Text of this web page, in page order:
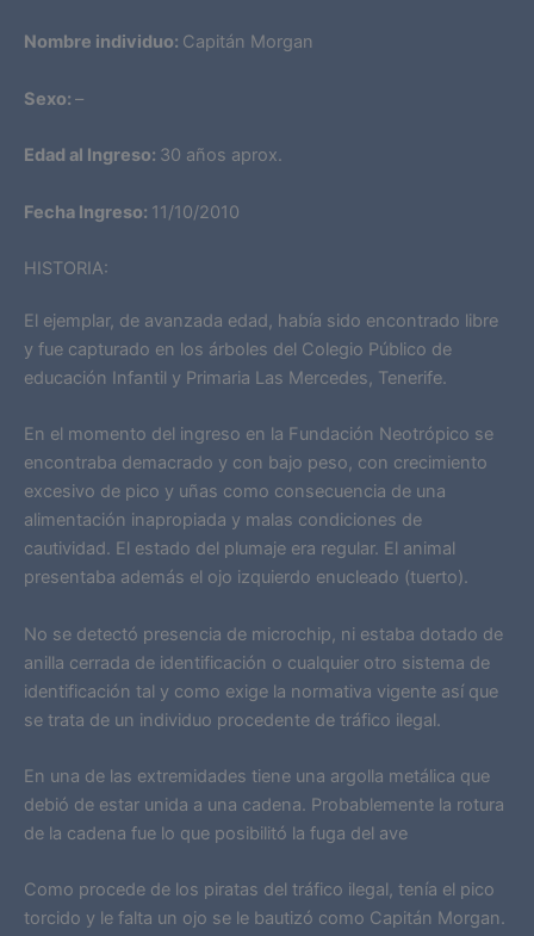
Nombre individuo: Capitán Morgan
Sexo: –
Edad al Ingreso: 30 años aprox.
Fecha Ingreso: 11/10/2010
HISTORIA:
El ejemplar, de avanzada edad, había sido encontrado libre
y fue capturado en los árboles del Colegio Público de
educación Infantil y Primaria Las Mercedes, Tenerife.
En el momento del ingreso en la Fundación Neotrópico se
encontraba demacrado y con bajo peso, con crecimiento
excesivo de pico y uñas como consecuencia de una
alimentación inapropiada y malas condiciones de
cautividad. El estado del plumaje era regular. El animal
presentaba además el ojo izquierdo enucleado (tuerto).
No se detectó presencia de microchip, ni estaba dotado de
anilla cerrada de identificación o cualquier otro sistema de
identificación tal y como exige la normativa vigente así que
se trata de un individuo procedente de tráfico ilegal.
En una de las extremidades tiene una argolla metálica que
debió de estar unida a una cadena. Probablemente la rotura
de la cadena fue lo que posibilitó la fuga del ave
Como procede de los piratas del tráfico ilegal, tenía el pico
torcido y le falta un ojo se le bautizó como Capitán Morgan.